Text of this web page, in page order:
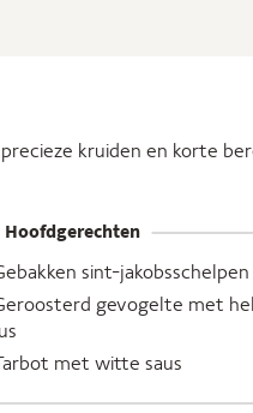
kruiden en korte
Hoofdgerechten
sint-jakobsschelpen
gevogelte met
met witte saus